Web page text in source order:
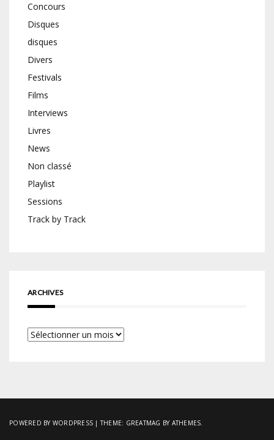
Concours
Disques
disques
Divers
Festivals
Films
Interviews
Livres
News
Non classé
Playlist
Sessions
Track by Track
ARCHIVES
Archives
POWERED BY WORDPRESS |THEME: GREATMAG BY ATHEMES.